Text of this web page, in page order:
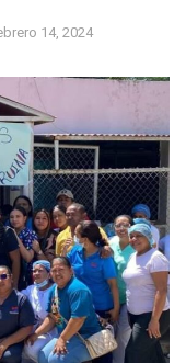
14, 2024